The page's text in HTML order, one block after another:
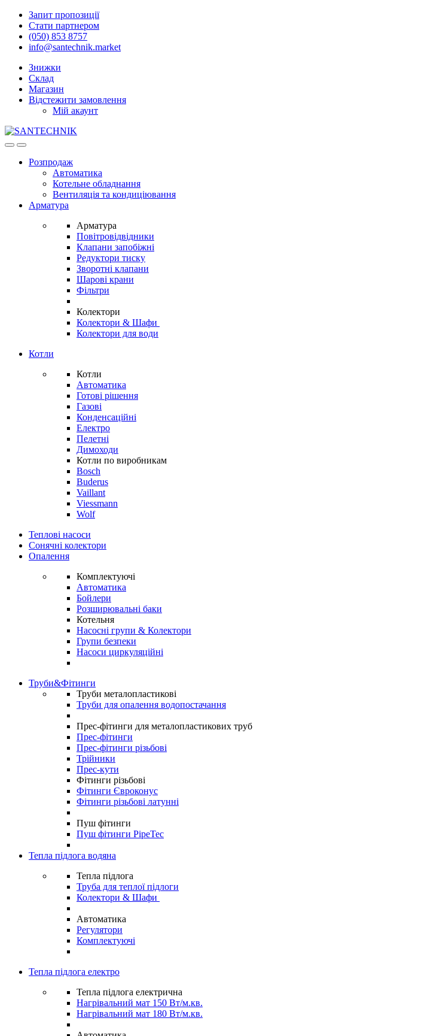
Skip
navigation
Skip
content
Запит пропозиції
Стати партнером
(050) 853 8757
info@santechnik.market
Знижки
Склад
Магазин
Відстежити замовлення
Мій акаунт
OpenClose
Розпродаж
Автоматика
Котельне обладнання
Вентиляція та кондиціювання
Арматура
Арматура
Повітровідвідники
Клапани запобіжні
Редуктори тиску
Зворотні клапани
Шарові крани
Фільтри
Колектори
Колектори & Шафи
Колектори для води
Котли
Котли
Автоматика
Готові рішення
Газові
Конденсаційні
Електро
Пелетні
Димоходи
Котли по виробникам
Bosch
Buderus
Vaillant
Viessmann
Wolf
Теплові насоси
Сонячні колектори
Опалення
Комплектуючі
Автоматика
Бойлери
Розширювальні баки
Котельня
Насосні групи & Колектори
Групи безпеки
Насоси циркуляційні
Труби&Фітинги
Труби металопластикові
Труби для опалення водопостачання
Прес-фітинги для металопластикових труб
Прес-фітинги
Прес-фітинги різьбові
Трійники
Прес-кути
Фітинги різьбові
Фітинги Євроконус
Фітинги різьбові латунні
Пуш фітинги
Пуш фітинги PipeTec
Тепла підлога водяна
Тепла підлога
Труба для теплої підлоги
Колектори & Шафи
Автоматика
Регулятори
Комплектуючі
Тепла підлога електро
Тепла підлога електрична
Нагрівальний мат 150 Вт/м.кв.
Нагрівальний мат 180 Вт/м.кв.